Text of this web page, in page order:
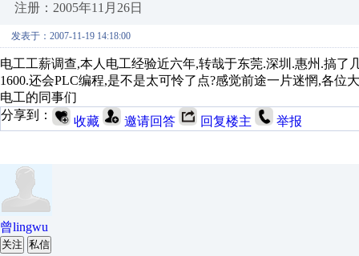
注册：2005年11月26日
发表于：2007-11-19 14:18:00
电工工薪调查,本人电工经验近六年,转哉于东莞.深圳.惠州.搞
1600.还会PLC编程,是不是太可怜了点?感觉前途一片迷惘,各
电工的同事们
分享到：
收藏 邀请回答 回复楼主 举报
曾lingwu
关注 私信